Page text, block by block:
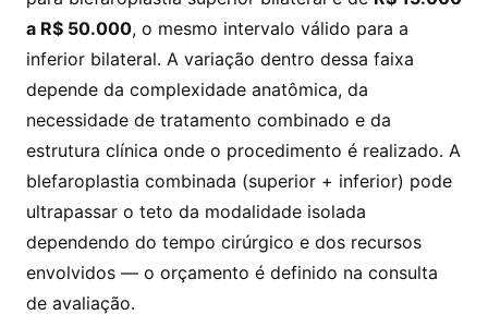
a R$ 50.000, o mesmo intervalo válido para a
inferior bilateral. A variação dentro dessa faixa
depende da complexidade anatômica, da
necessidade de tratamento combinado e da
estrutura clínica onde o procedimento é realizado. A
blefaroplastia combinada (superior + inferior) pode
ultrapassar o teto da modalidade isolada
dependendo do tempo cirúrgico e dos recursos
envolvidos — o orçamento é definido na consulta
de avaliação.